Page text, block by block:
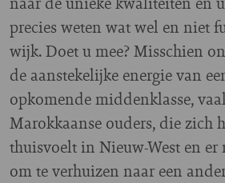
precies weten wat wel en niet
wijk. Doet u mee? Misschien
de aanstekelijke energie van
opkomende middenklasse,
Marokkaanse ouders, die zich
thuisvoelt in Nieuw-West en er
om te verhuizen naar een